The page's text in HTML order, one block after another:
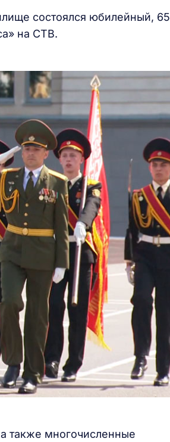
состоялся юбилейный,
на СТВ.
также многочисленные